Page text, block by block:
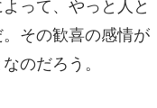
って、やっと人と
その歓喜の感情が
のだろう。